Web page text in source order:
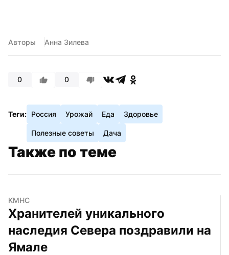
Авторы Анна Зилева
0 0
Теги: Россия Урожай Еда Здоровье
Полезные советы Дача
Также по теме
КМНС
Хранителей уникального
наследия Севера поздравили на
Ямале